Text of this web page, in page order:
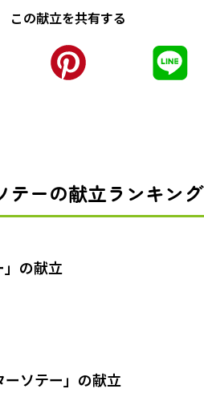
この献立を共有する
テーの献立ランキング
」の献立
ーソテー」の献立